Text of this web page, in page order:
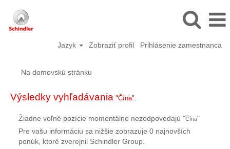
Jazyk Zobraziť profil Prihlásenie zamestnanca
Na domovskú stránku
Výsledky vyhľadávania "Čína".
Žiadne voľné pozície momentálne nezodpovedajú "Čína"
Pre vašu informáciu sa nižšie zobrazuje 0 najnovších
ponúk, ktoré zverejnil Schindler Group.